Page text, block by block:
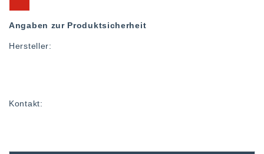
Angaben zur Produktsicherheit
Hersteller:
Kontakt: